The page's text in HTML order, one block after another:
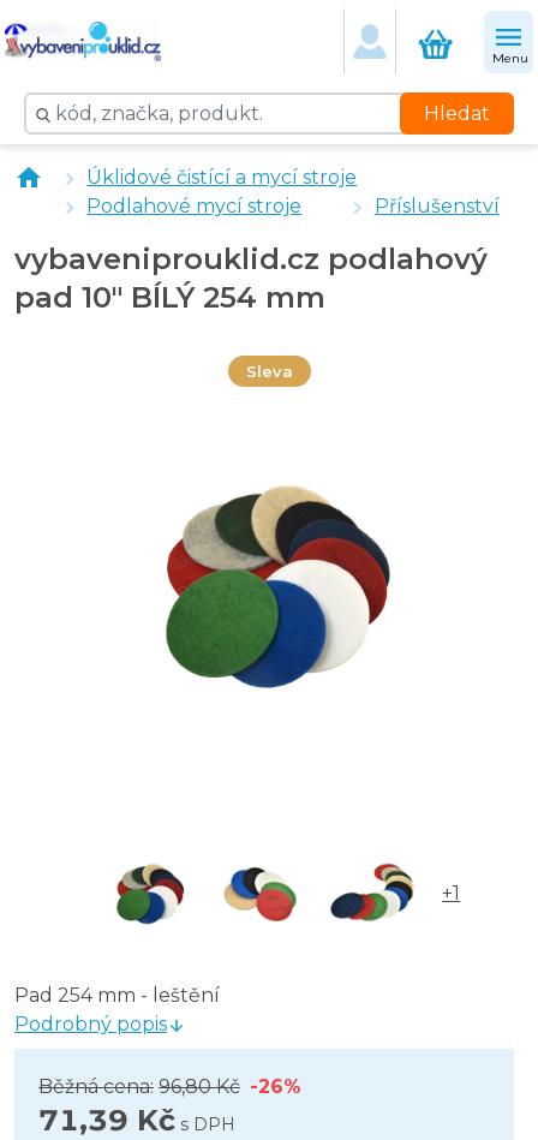
Menu
Hledat
vybaveniprouklid.cz podlahový pad 10" HNĚDÝ 254
vybaveniprouklid.cz podlahový pad 10" ČERVENÝ 254
vybaveniprouklid.cz podlahový pad 10" ZELENÝ 254
Úklidové čistící a mycí stroje
Podlahové mycí stroje
Příslušenství
vybaveniprouklid.cz podlahový
pad 10" BÍLÝ 254 mm
Sleva
+1
Pad 254 mm - leštění
Podrobný popis
Běžná cena: 96,80 Kč -26%
71,39 Kč s DPH